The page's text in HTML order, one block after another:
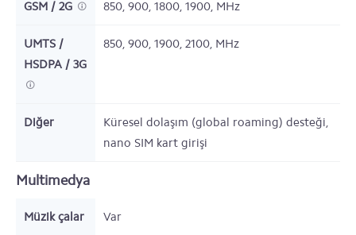
GSM / 2G 850, 900, 1800, 1900, MHz
UMTS /
HSDPA / 3G
850, 900, 1900, 2100, MHz
Diğer
Küresel dolaşım (global roaming) desteği,
nano SIM kart girişi
Multimedya
Müzik çalar Var